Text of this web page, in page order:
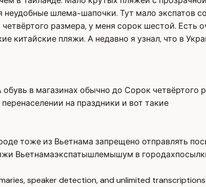
неудобные шлема-шапочки. Тут мало экспатов
размера, у меня сорок шестой. Есть
китайские пляжи. А недавно я узнал, что в
в магазинах обычно до Сорок четвёртого
на праздники и вот такие
тоже из Вьетнама запрещено отправлять
Вьетнамаэкспатышлемышум в городах
speaker detection, and unlimited transcriptions.